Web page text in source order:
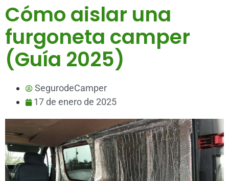
Cómo aislar una
furgoneta camper
(Guía 2025)
SegurodeCamper
17 de enero de 2025